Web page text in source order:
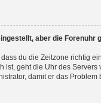
aber die Forenuhr
du die Zeitzone richtig
ist, geht die Uhr des Servers
damit er das Problem